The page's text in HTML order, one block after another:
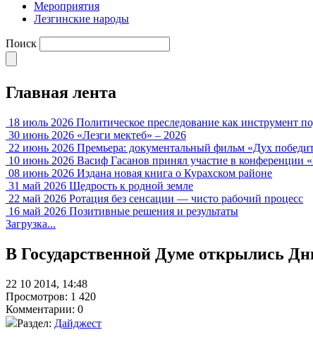
Мероприятия
Лезгинские народы
Поиск
Главная лента
18 июль 2026 Политическое преследование как инструмент
30 июнь 2026 «Лезги мектеб» – 2026
22 июнь 2026 Премьера: документальный фильм «Дух
10 июнь 2026 Васиф Гасанов принял участие в конференции
08 июнь 2026 Издана новая книга о Курахском районе
31 май 2026 Щедрость к родной земле
22 май 2026 Ротация без сенсации — чисто рабочий процесс
16 май 2026 Позитивные решения и результаты
Загрузка...
В Государственной Думе открылись
22 10 2014, 14:48
Просмотров: 1 420
Комментарии: 0
Раздел: Дайджест